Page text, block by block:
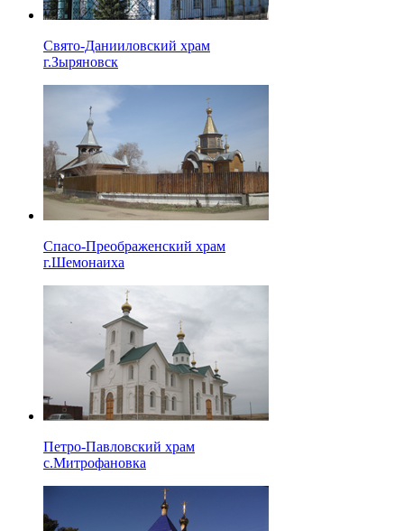
Свято-Данииловский храм
г.Зыряновск
Спасо-Преображенский храм
г.Шемонаиха
Петро-Павловский храм
с.Митрофановка